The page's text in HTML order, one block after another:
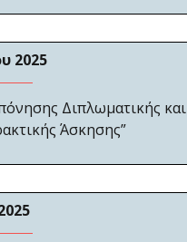
2025
Διπλωματικής και
Άσκησης”